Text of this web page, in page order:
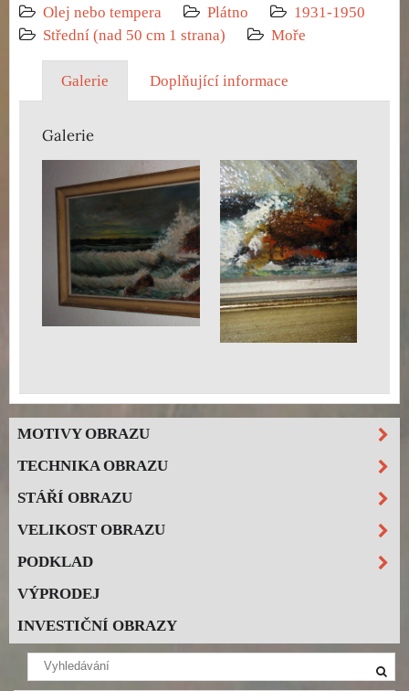
Olej nebo tempera
Plátno
1931-1950
Střední (nad 50 cm 1 strana)
Moře
Galerie Doplňující informace
Galerie
MOTIVY OBRAZU
TECHNIKA OBRAZU
STÁŘÍ OBRAZU
VELIKOST OBRAZU
PODKLAD
VÝPRODEJ
INVESTIČNÍ OBRAZY